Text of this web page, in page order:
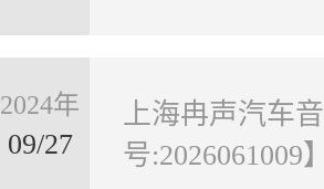
2024年
09/27
上海冉声汽车
号:2026061009】